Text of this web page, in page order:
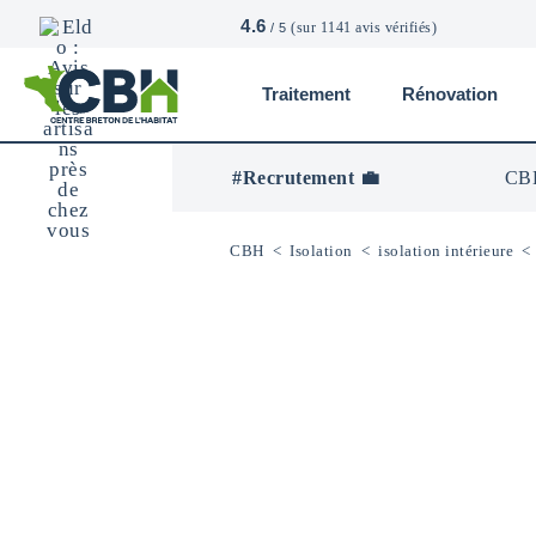
4.6 / 5 (sur 1141 avis vérifiés)
CBH
Centre
Breton
L’Habitat
Traitement Rénovation
#Recrutement 💼
CBH < Isolation < isolation intérieure <